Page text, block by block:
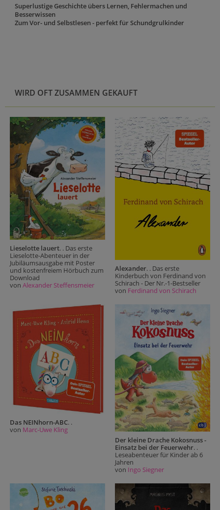
Superlustige Geschichte übers Lernen, Fehlermachen und
Besserwissen
Zum Vor- und Selbstlesen - perfekt für Schundgrulkinder
WIRD OFT ZUSAMMEN GEKAUFT
Lieselotte lauert. . Das erste
Lieselotte-Abenteuer in der
Jubiläumsausgabe mit Poster
und kostenfreiem Hörbuch zum
Download
von Alexander Steffensmeier
Alexander. . Das erste
Kinderbuch von Ferdinand von
Schirach - Der Nr.-1-Bestseller
von Ferdinand von Schirach
Das NEINhorn-ABC. .
von Marc-Uwe Kling
Der kleine Drache Kokosnuss -
Einsatz bei der Feuerwehr. .
Leseabenteuer für Kinder ab 6
Jahren
von Ingo Siegner